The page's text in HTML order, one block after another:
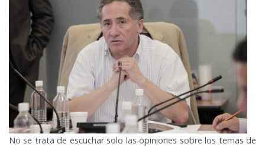
No se trata de escuchar solo las opiniones sobre los temas de